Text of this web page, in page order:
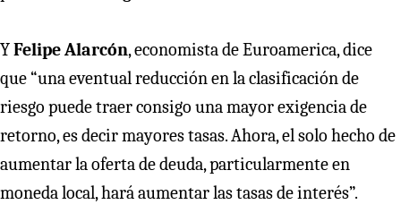
YFelipe Alarcón, economista de Euroamerica, dice
que “una eventual reducción en la clasificación de
riesgo puede traer consigo una mayor exigencia de
retorno, es decir mayores tasas. Ahora, el solo hecho de
aumentar la oferta de deuda, particularmente en
moneda local, hará aumentar las tasas de interés”.